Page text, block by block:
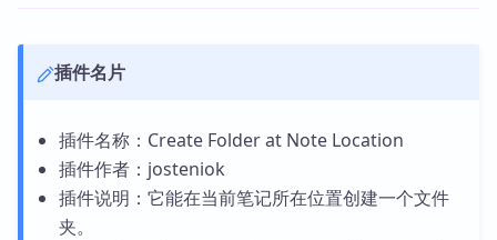
插件名片
插件名称：Create Folder at Note Location
插件作者：josteniok
插件说明：它能在当前笔记所在位置创建一个文件
夹。